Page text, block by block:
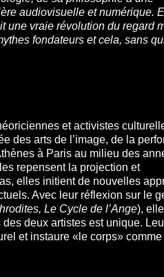
audiovisuelle et numérique.
une vraie révolution du regard
fondateurs et cela, sans
et activistes
des arts de l’image, de la
à Paris au milieu des
repensent la projection et
elles initient de nouvelles
Avec leur réflexion sur le
Le Cycle de l’Ange),
des deux artistes est unique.
et instaure «le corps»